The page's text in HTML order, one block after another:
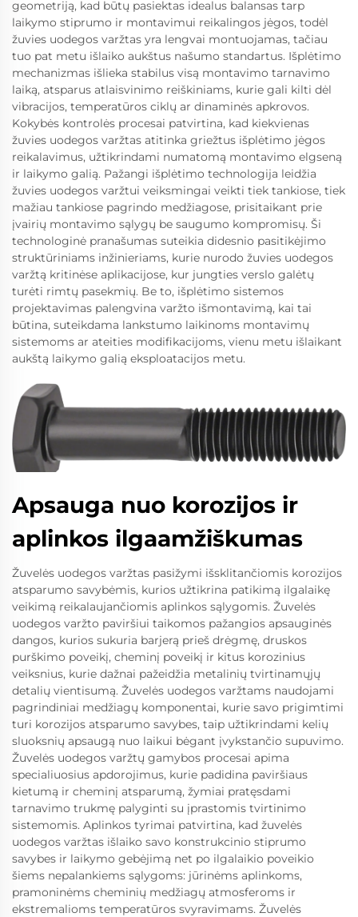
geometriją, kad būtų pasiektas idealus balansas tarp
laikymo stiprumo ir montavimui reikalingos jėgos, todėl
žuvies uodegos varžtas yra lengvai montuojamas, tačiau
tuo pat metu išlaiko aukštus našumo standartus. Išplėtimo
mechanizmas išlieka stabilus visą montavimo tarnavimo
laiką, atsparus atlaisvinimo reiškiniams, kurie gali kilti dėl
vibracijos, temperatūros ciklų ar dinaminės apkrovos.
Kokybės kontrolės procesai patvirtina, kad kiekvienas
žuvies uodegos varžtas atitinka griežtus išplėtimo jėgos
reikalavimus, užtikrindami numatomą montavimo elgseną
ir laikymo galią. Pažangi išplėtimo technologija leidžia
žuvies uodegos varžtui veiksmingai veikti tiek tankiose, tiek
mažiau tankiose pagrindo medžiagose, prisitaikant prie
įvairių montavimo sąlygų be saugumo kompromisų. Ši
technologinė pranašumas suteikia didesnio pasitikėjimo
struktūriniams inžinieriams, kurie nurodo žuvies uodegos
varžtą kritinėse aplikacijose, kur jungties verslo galėtų
turėti rimtų pasekmių. Be to, išplėtimo sistemos
projektavimas palengvina varžto išmontavimą, kai tai
būtina, suteikdama lankstumo laikinoms montavimų
sistemoms ar ateities modifikacijoms, vienu metu išlaikant
aukštą laikymo galią eksploatacijos metu.
Apsauga nuo korozijos ir
aplinkos ilgaamžiškumas
Žuvelės uodegos varžtas pasižymi išsklitančiomis korozijos
atsparumo savybėmis, kurios užtikrina patikimą ilgalaikę
veikimą reikalaujančiomis aplinkos sąlygomis. Žuvelės
uodegos varžto paviršiui taikomos pažangios apsauginės
dangos, kurios sukuria barjerą prieš drėgmę, druskos
purškimo poveikį, cheminį poveikį ir kitus korozinius
veiksnius, kurie dažnai pažeidžia metalinių tvirtinamųjų
detalių vientisumą. Žuvelės uodegos varžtams naudojami
pagrindiniai medžiagų komponentai, kurie savo prigimtimi
turi korozijos atsparumo savybes, taip užtikrindami kelių
sluoksnių apsaugą nuo laikui bėgant įvykstančio supuvimo.
Žuvelės uodegos varžtų gamybos procesai apima
specialiuosius apdorojimus, kurie padidina paviršiaus
kietumą ir cheminį atsparumą, žymiai pratęsdami
tarnavimo trukmę palyginti su įprastomis tvirtinimo
sistemomis. Aplinkos tyrimai patvirtina, kad žuvelės
uodegos varžtas išlaiko savo konstrukcinio stiprumo
savybes ir laikymo gebėjimą net po ilgalaikio poveikio
šiems nepalankiems sąlygoms: jūrinėms aplinkoms,
pramoninėms cheminių medžiagų atmosferoms ir
ekstremalioms temperatūros svyravimams. Žuvelės